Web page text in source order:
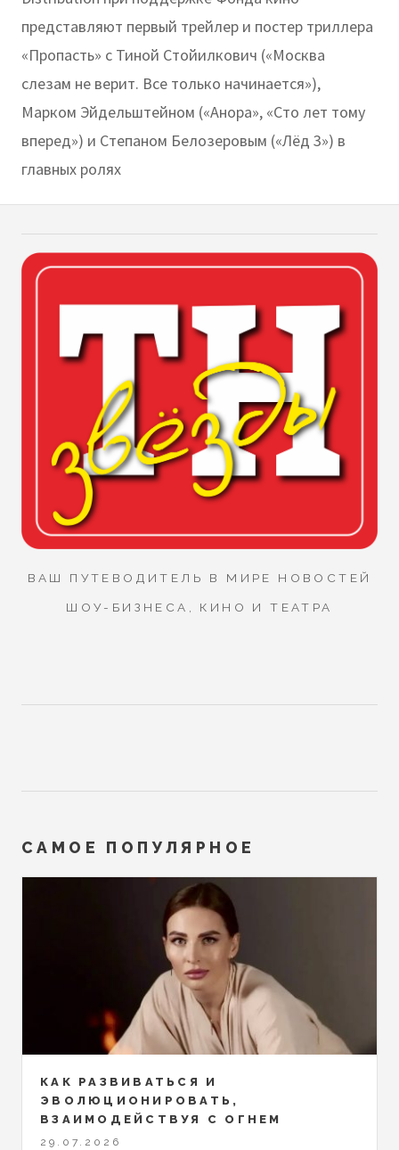
представляют первый трейлер и постер триллера
«Пропасть» с Тиной Стойилкович («Москва
слезам не верит. Все только начинается»),
Марком Эйдельштейном («Анора», «Сто лет тому
вперед») и Степаном Белозеровым («Лёд 3») в
главных ролях
ВАШ ПУТЕВОДИТЕЛЬ В МИРЕ НОВОСТЕЙ
ШОУ-БИЗНЕСА, КИНО И ТЕАТРА
САМОЕ ПОПУЛЯРНОЕ
КАК РАЗВИВАТЬСЯ И
ЭВОЛЮЦИОНИРОВАТЬ,
ВЗАИМОДЕЙСТВУЯ С ОГНЕМ
29.07.2026